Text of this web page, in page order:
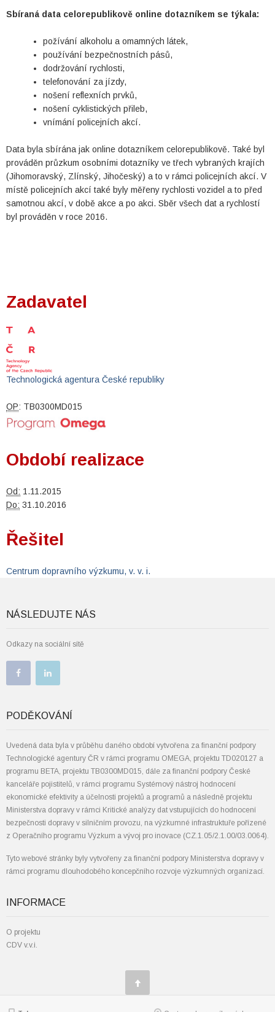
Sbíraná data celorepublikově online dotazníkem se týkala:
požívání alkoholu a omamných látek,
používání bezpečnostních pásů,
dodržování rychlosti,
telefonování za jízdy,
nošení reflexních prvků,
nošení cyklistických přileb,
vnímání policejních akcí.
Data byla sbírána jak online dotazníkem celorepublikově. Také byl
prováděn průzkum osobními dotazníky ve třech vybraných krajích
(Jihomoravský, Zlínský, Jihočeský) a to v rámci policejních akcí. V
místě policejních akcí také byly měřeny rychlosti vozidel a to před
samotnou akcí, v době akce a po akci. Sběr všech dat a rychlostí
byl prováděn v roce 2016.
Zadavatel
Technologická agentura České republiky
OP: TB0300MD015
Období realizace
Od: 1.11.2015
Do: 31.10.2016
Řešitel
Centrum dopravního výzkumu, v. v. i.
NÁSLEDUJTE NÁS
Odkazy na sociální sítě
PODĚKOVÁNÍ
Uvedená data byla v průběhu daného období vytvořena za finanční podpory
Technologické agentury ČR v rámci programu OMEGA, projektu TD020127 a
programu BETA, projektu TB0300MD015, dále za finanční podpory České
kanceláře pojistitelů, v rámci programu Systémový nástroj hodnocení
ekonomické efektivity a účelnosti projektů a programů a následně projektu
Ministerstva dopravy v rámci Kritické analýzy dat vstupujících do hodnocení
bezpečnosti dopravy v silničním provozu, na výzkumné infrastruktuře pořízené
z Operačního programu Výzkum a vývoj pro inovace (CZ.1.05/2.1.00/03.0064).
Tyto webové stránky byly vytvořeny za finanční podpory Ministerstva dopravy v
rámci programu dlouhodobého koncepčního rozvoje výzkumných organizací.
INFORMACE
O projektu
CDV v.v.i.